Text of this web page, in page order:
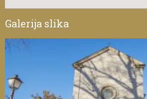
Galerija slika